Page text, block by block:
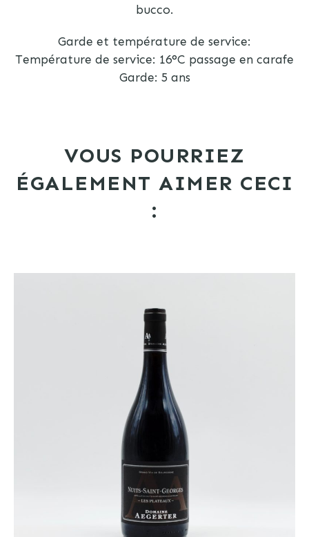
bucco.
Garde et température de service:
Température de service: 16°C passage en carafe
Garde: 5 ans
VOUS POURRIEZ
ÉGALEMENT AIMER CECI
: